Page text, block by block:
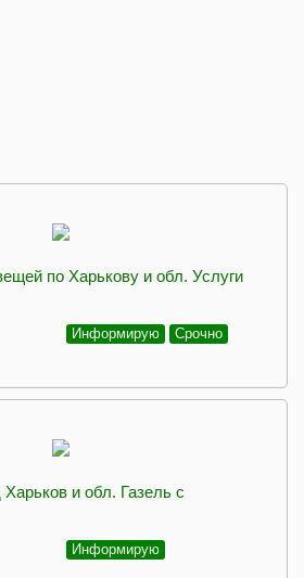
по Харькову и обл. Услуги
Информирую Срочно
и обл. Газель с
Информирую